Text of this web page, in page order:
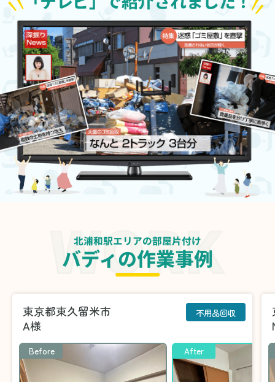
北浦和駅エリアの部屋片付け
バディの作業事例
東京都東久留米市
A様
不用品回収
Before After